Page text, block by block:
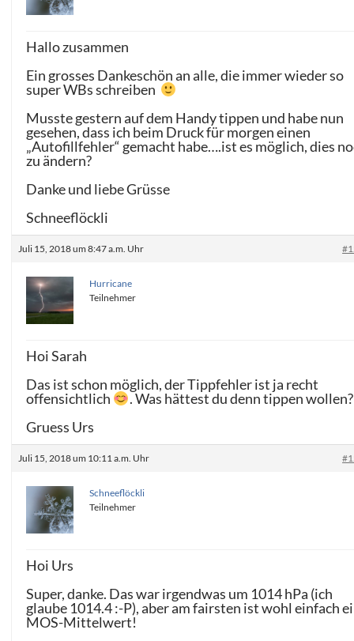
Hallo zusammen
Ein grosses Dankeschön an alle, die immer wieder so
super WBs schreiben
Musste gestern auf dem Handy tippen und habe nun
gesehen, dass ich beim Druck für morgen einen
„Autofillfehler“ gemacht habe….ist es möglich, dies
zu ändern?
Danke und liebe Grüsse
Schneeflöckli
Juli 15, 2018 um 8:47 a.m. Uhr
Hurricane
Teilnehmer
Hoi Sarah
Das ist schon möglich, der Tippfehler ist ja recht
offensichtlich
. Was hättest du denn tippen wollen?
Gruess Urs
Juli 15, 2018 um 10:11 a.m. Uhr
Schneeflöckli
Teilnehmer
Hoi Urs
Super, danke. Das war irgendwas um 1014 hPa (ich
glaube 1014.4 :-P), aber am fairsten ist wohl einfach
MOS-Mittelwert!